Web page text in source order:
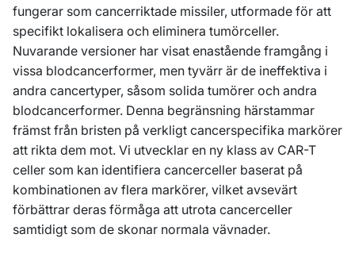
fungerar som cancerriktade missiler, utformade för att
specifikt lokalisera och eliminera tumörceller.
Nuvarande versioner har visat enastående framgång i
vissa blodcancerformer, men tyvärr är de ineffektiva i
andra cancertyper, såsom solida tumörer och andra
blodcancerformer. Denna begränsning härstammar
främst från bristen på verkligt cancerspecifika markörer
att rikta dem mot. Vi utvecklar en ny klass av CAR-T
celler som kan identifiera cancerceller baserat på
kombinationen av flera markörer, vilket avsevärt
förbättrar deras förmåga att utrota cancerceller
samtidigt som de skonar normala vävnader.